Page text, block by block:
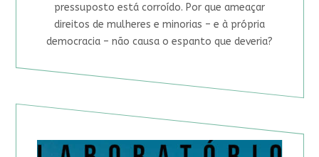
pressuposto está corroído. Por que ameaçar
direitos de mulheres e minorias – e à própria
democracia – não causa o espanto que deveria?